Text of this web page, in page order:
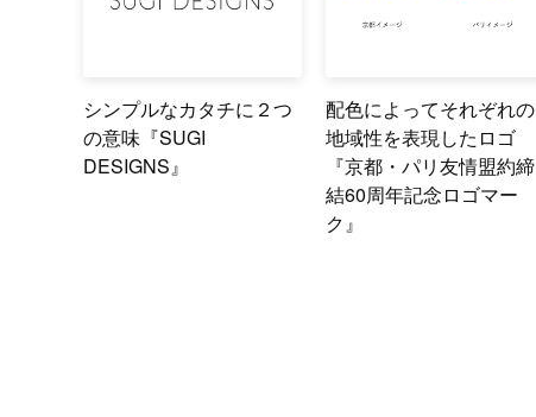
シンプルなカタチに２つ
の意味『SUGI
DESIGNS』
配色によってそれぞれの
地域性を表現したロゴ
『京都・パリ友情盟約締
結60周年記念ロゴマー
ク』